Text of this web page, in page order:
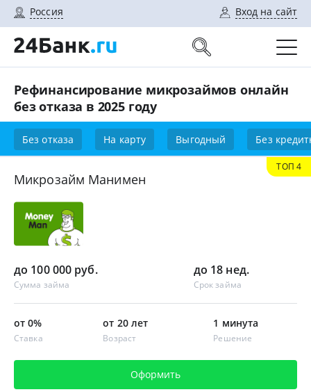
Россия Вход на сайт
Рефинансирование микрозаймов онлайн
без отказа в 2025 году
Без отказа На карту Выгодный Без
Микрозайм Манимен
до 100 000 руб.
Сумма займа
до 18 нед.
Срок займа
от 0%
Ставка
от 20 лет
Возраст
1 минута
Решение
Оформить
ТОП 4